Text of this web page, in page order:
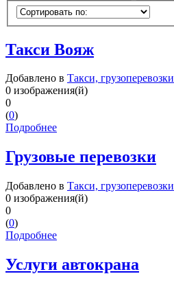
Такси Вояж
Добавлено в Такси, грузоперевозки
0 изображения(й)
0
(0)
Подробнее
Грузовые перевозки
Добавлено в Такси, грузоперевозки
0 изображения(й)
0
(0)
Подробнее
Услуги автокрана